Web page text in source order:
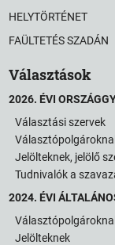
HELYTÖRTÉNET
FAÜLTETÉS SZADÁN
Választások
2026. ÉVI
Választási szervek
Jelölteknek, jelölő
Tudnivalók a
2024. ÉVI
Jelölteknek